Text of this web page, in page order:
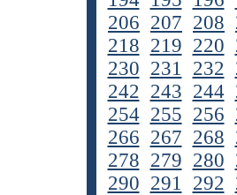
206 207 208
218 219 220
230 231 232
242 243 244
254 255 256
266 267 268
278 279 280
290 291 292